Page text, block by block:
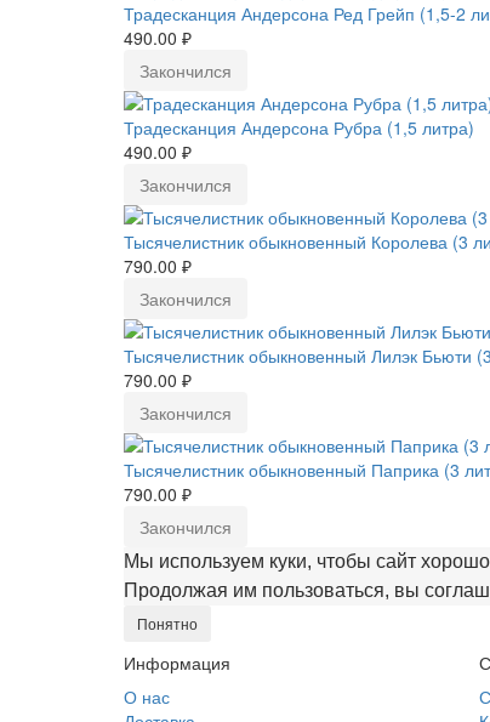
Традесканция Андерсона Ред Грейп (1,5-2
490.00 ₽
Закончился
Традесканция Андерсона Рубра (1,5 литра)
490.00 ₽
Закончился
Тысячелистник обыкновенный Королева (3
790.00 ₽
Закончился
Тысячелистник обыкновенный Лилэк Бьюти
790.00 ₽
Закончился
Тысячелистник обыкновенный Паприка (3
790.00 ₽
Закончился
Мы используем куки, чтобы сайт
Продолжая им пользоваться, вы
Понятно
Информация
О нас